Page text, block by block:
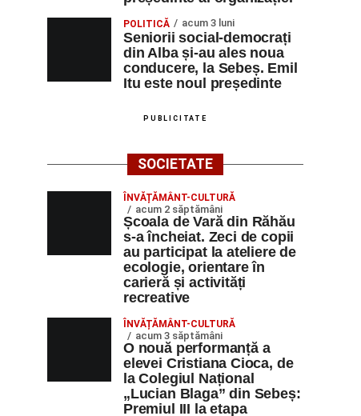
POLITICĂ acum 3 luni
Seniorii social-democrați
din Alba și-au ales noua
conducere, la Sebeș. Emil
Itu este noul președinte
PUBLICITATE
SOCIETATE
ÎNVĂȚĂMÂNT-CULTURĂ
acum 2 săptămâni
Școala de Vară din Răhău
s-a încheiat. Zeci de copii
au participat la ateliere de
ecologie, orientare în
carieră și activități
recreative
ÎNVĂȚĂMÂNT-CULTURĂ
acum 3 săptămâni
O nouă performanță a
elevei Cristiana Cioca, de
la Colegiul Național
„Lucian Blaga” din Sebeș:
Premiul III la etapa